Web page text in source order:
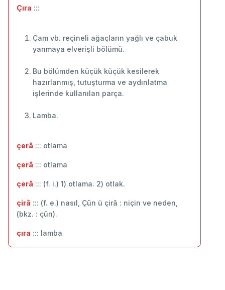
Çıra :::
Çam vb. reçineli ağaçların yağlı ve çabuk
yanmaya elverişli bölümü.
Bu bölümden küçük küçük kesilerek
hazırlanmış, tutuşturma ve aydınlatma
işlerinde kullanılan parça.
Lamba.
çerâ ::: otlama
çerâ ::: ‬otlama
çerâ ::: (f. i.) 1) otlama. 2) otlak.
çirâ ::: (f. e.) nasıl, Çûn ü çirâ : niçin ve neden,
(bkz. : çûn).
çıra ::: lamba